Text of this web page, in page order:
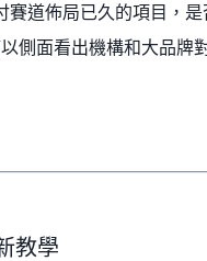
賽道佈局已久的項目，是
側面看出機構和大品牌
教學